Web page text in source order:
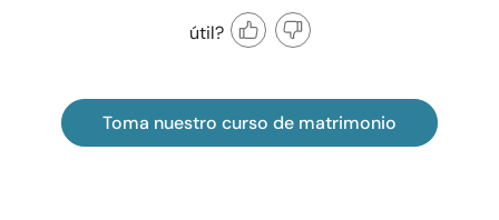
útil?
Toma nuestro curso de matrimonio